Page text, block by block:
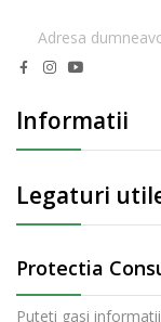
Informatii
Legaturi
Protectia
Puteti gasi